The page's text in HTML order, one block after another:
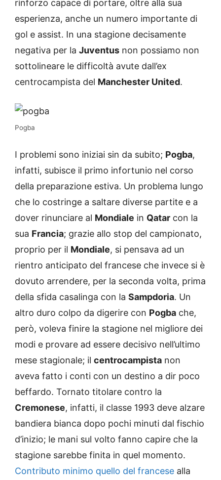
rinforzo capace di portare, oltre alla sua
esperienza, anche un numero importante di
gol e assist. In una stagione decisamente
negativa per la Juventus non possiamo non
sottolineare le difficoltà avute dall’ex
centrocampista del Manchester United.
Pogba
I problemi sono iniziai sin da subito; Pogba,
infatti, subisce il primo infortunio nel corso
della preparazione estiva. Un problema lungo
che lo costringe a saltare diverse partite e a
dover rinunciare al Mondiale in Qatar con la
sua Francia; grazie allo stop del campionato,
proprio per il Mondiale, si pensava ad un
rientro anticipato del francese che invece si è
dovuto arrendere, per la seconda volta, prima
della sfida casalinga con la Sampdoria. Un
altro duro colpo da digerire con Pogba che,
però, voleva finire la stagione nel migliore dei
modi e provare ad essere decisivo nell’ultimo
mese stagionale; il centrocampista non
aveva fatto i conti con un destino a dir poco
beffardo. Tornato titolare contro la
Cremonese, infatti, il classe 1993 deve alzare
bandiera bianca dopo pochi minuti dal fischio
d’inizio; le mani sul volto fanno capire che la
stagione sarebbe finita in quel momento.
Contributo minimo quello del francese alla